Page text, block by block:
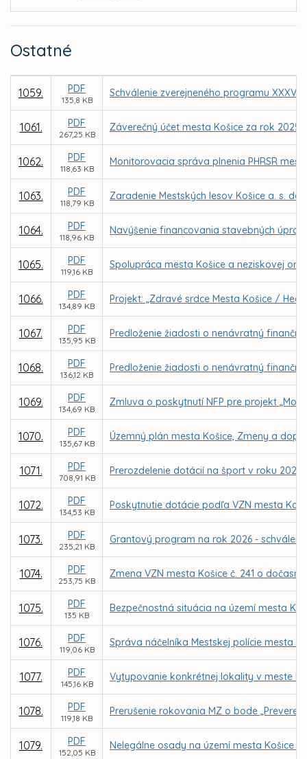
Ostatné
1059. PDF
135,8 KB
Schválenie zverejneného programu XXXV.
1061. PDF
267,25 KB
Záverečný účet mesta Košice za rok 2025
1062. PDF
118,63 KB
Monitorovacia správa plnenia PHRSR
1063. PDF
118,79 KB
Zaradenie Mestských lesov Košice a. s.
1064. PDF
118,96 KB
Navýšenie financovania stavebných
1065. PDF
119,16 KB
Spolupráca mesta Košice a neziskovej
1066. PDF
134,89 KB
Projekt: „Zdravé srdce Mesta Košice /
1067. PDF
135,95 KB
Predloženie žiadosti o nenávratný
1068. PDF
136,12 KB
Predloženie žiadosti o nenávratný
1069. PDF
134,69 KB
Zmluva o poskytnutí NFP pre projekt
1070. PDF
135,67 KB
Územný plán mesta Košice, Zmeny a
1071. PDF
708,91 KB
Prerozdelenie dotácií na šport v roku 2026
1072. PDF
134,53 KB
Poskytnutie dotácie podľa VZN mesta
1073. PDF
235,21 KB
Grantový program na rok 2026 -
1074. PDF
253,75 KB
Zmena VZN mesta Košice č. 241 o
1075. PDF
135 KB
Bezpečnostná situácia na území mesta
1076. PDF
119,06 KB
Správa náčelníka Mestskej polície mesta
1077. PDF
145,16 KB
Vytypovanie konkrétnej lokality v meste
1078. PDF
119,18 KB
Prerušenie rokovania MZ o bode
1079. PDF
152,05 KB
Nelegálne osady na území mesta Košice